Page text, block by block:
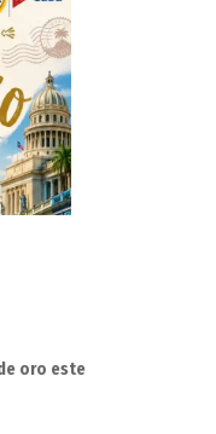
oro este